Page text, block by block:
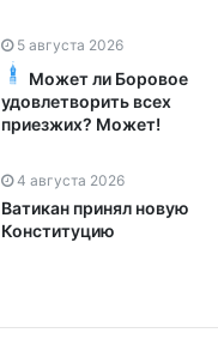
5 августа 2026
Может ли Боровое
удовлетворить всех
приезжих? Может!
4 августа 2026
Ватикан принял новую
Конституцию